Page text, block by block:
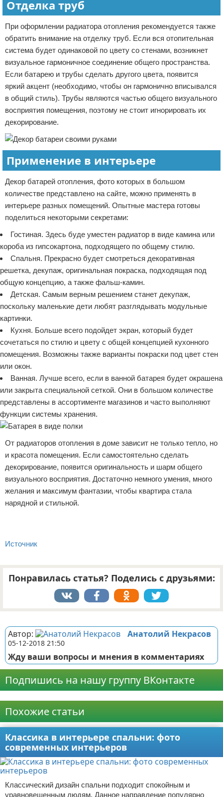
Отделка труб
При оформлении радиатора отопления рекомендуется также
обратить внимание на отделку труб. Если вся отопительная
система будет одинаковой по цвету со стенами, возникнет
визуальное гармоничное соединение общего пространства.
Если батарею и трубы сделать другого цвета, появится
яркий акцент (необходимо, чтобы он гармонично вписывался
в общий стиль). Трубы являются частью общего визуального
восприятия помещения, поэтому не стоит игнорировать их
декорирование.
Применение в интерьере
Декор батарей отопления, фото которых в большом
количестве представлено на сайте, можно применять в
интерьере разных помещений. Опытные мастера готовы
поделиться некоторыми секретами:
Гостиная. Здесь буде уместен радиатор в виде камина или
короба из гипсокартона, подходящего по общему стилю.
Спальня. Прекрасно будет смотреться декоративная
решетка, декупаж, оригинальная покраска, подходящая под
общую концепцию, а также фальш-камин.
Детская. Самым верным решением станет декупаж,
поскольку маленькие дети любят разглядывать модульные
картинки.
Кухня. Больше всего подойдет экран, который будет
сочетаться по стилю и цвету с общей концепцией кухонного
помещения. Возможны также варианты покраски под цвет стен
или окон.
Ванная. Лучше всего, если в ванной батарея будет окрашена
или закрыта специальной сеткой. Они в большом количестве
представлены в ассортименте магазинов и часто выполняют
функции системы хранения.
От радиаторов отопления в доме зависит не только тепло, но
и красота помещения. Если самостоятельно сделать
декорирование, появится оригинальность и шарм общего
визуального восприятия. Достаточно немного умения, много
желания и максимум фантазии, чтобы квартира стала
нарядной и стильной.
Источник
Понравилась статья? Поделись с друзьями:
Автор: Анатолий Некрасов
05-12-2018 21:50
Жду ваши вопросы и мнения в комментариях
Подпишись на нашу группу ВКонтакте
Похожие статьи
Классика в интерьере спальни: фото
современных интерьеров
Классический дизайн спальни подходит спокойным и
уравновешенным людям. Данное направление популярно